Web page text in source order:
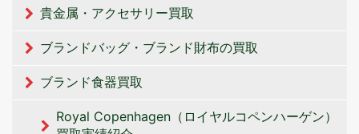
貴金属・アクセサリー買取
ブランドバッグ・ブランド財布の買取
ブランド食器買取
Royal Copenhagen（ロイヤルコペンハーゲン）